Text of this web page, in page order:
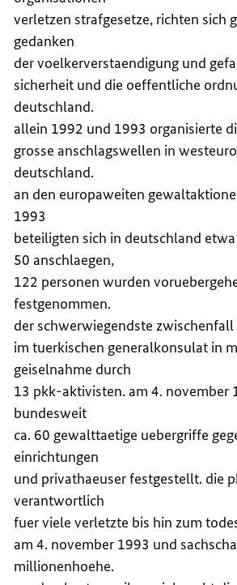
verletzen strafgesetze, richten sich
gedanken
der voelkerverstaendigung und
sicherheit und die oeffentliche
deutschland.
allein 1992 und 1993 organisierte
grosse anschlagswellen in
deutschland.
an den europaweiten
1993
beteiligten sich in deutschland
50 anschlaegen,
122 personen wurden
festgenommen.
der schwerwiegendste zwischenfall
im tuerkischen generalkonsulat in
geiselnahme durch
13 pkk-aktivisten. am 4. november
bundesweit
ca. 60 gewalttaetige uebergriffe
einrichtungen
und privathaeuser festgestellt. die
verantwortlich
fuer viele verletzte bis hin zum
am 4. november 1993 und
millionenhoehe.